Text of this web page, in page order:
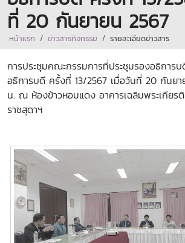
ที่ 20 กันยายน 2567
หน้าแรก ข่าวสารกิจกรรม รายละเอียดข่าวสาร
การประชุมคณะกรรมการที่ประชุมรองอธิการ
อธิการบดี ครั้งที่ 13/2567 เมื่อวันที่ 20 กันยา
น. ณ ห้องข้าวหอมแดง อาคารเฉลิมพระเกียร
ราชสุดาฯ